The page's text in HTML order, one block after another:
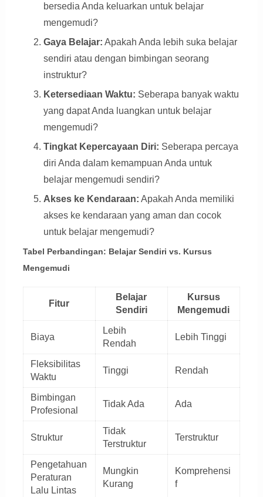
bersedia Anda keluarkan untuk belajar
mengemudi?
Gaya Belajar: Apakah Anda lebih suka belajar
sendiri atau dengan bimbingan seorang
instruktur?
Ketersediaan Waktu: Seberapa banyak waktu
yang dapat Anda luangkan untuk belajar
mengemudi?
Tingkat Kepercayaan Diri: Seberapa percaya
diri Anda dalam kemampuan Anda untuk
belajar mengemudi sendiri?
Akses ke Kendaraan: Apakah Anda memiliki
akses ke kendaraan yang aman dan cocok
untuk belajar mengemudi?
Tabel Perbandingan: Belajar Sendiri vs. Kursus
Mengemudi
Fitur
Belajar
Sendiri
Kursus
Mengemudi
Biaya
Lebih
Rendah
Lebih Tinggi
Fleksibilitas
Waktu
Tinggi Rendah
Bimbingan
Profesional
Tidak Ada Ada
Struktur
Tidak
Terstruktur
Terstruktur
Pengetahuan
Peraturan
Lalu Lintas
Mungkin
Kurang
Komprehensi
f